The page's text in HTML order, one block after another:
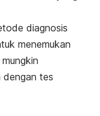
diagnosis
menemukan
dengan tes